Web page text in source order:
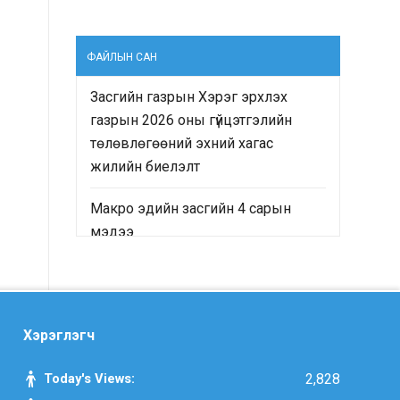
ФАЙЛЫН САН
Засгийн газрын Хэрэг эрхлэх
газрын 2026 оны гүйцэтгэлийн
төлөвлөгөөний эхний хагас
жилийн биелэлт
Макро эдийн засгийн 4 сарын
мэдээ
2024-2028 оны үйл ажиллагааны
болон “Монгол Улсын хөгжлийн
Хэрэглэгч
Today's Views: 2,828